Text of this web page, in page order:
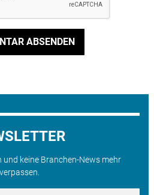
ABSENDEN
keine Branchen-News mehr
verpassen.